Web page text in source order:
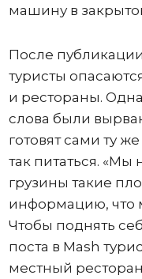
машину в
После
туристы
и рестораны.
слова были
готовят сами ту
так питаться. «Мы
грузины такие
информацию, что
Чтобы поднять
поста в Mash
местный